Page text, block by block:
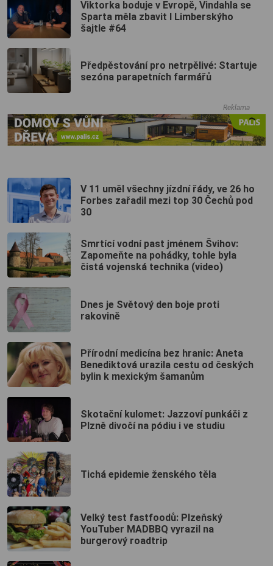
Viktorka boduje v Evropě, Vindahla se
Sparta měla zbavit I Limberskýho
šajtle #64
Předpěstování pro netrpělivé: Startuje
sezóna parapetních farmářů
Reklama
V 11 uměl všechny jízdní řády, ve 26 ho
Forbes zařadil mezi top 30 Čechů pod
30
Smrtící vodní past jménem Švihov:
Zapomeňte na pohádky, tohle byla
čistá vojenská technika (video)
Dnes je Světový den boje proti
rakovině
Přírodní medicína bez hranic: Aneta
Benediktová urazila cestu od českých
bylin k mexickým šamanům
Skotační kulomet: Jazzoví punkáči z
Plzně divočí na pódiu i ve studiu
Tichá epidemie ženského těla
Velký test fastfoodů: Plzeňský
YouTuber MADBBQ vyrazil na
burgerový roadtrip